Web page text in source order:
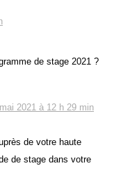
de stage 2021 ?
2021 à 12 h 29 min
de votre haute
de stage dans votre